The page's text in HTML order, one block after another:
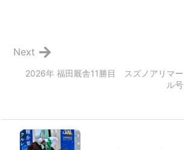
2026年 福田厩舎11勝目 スズノアリマー
ル号
Next